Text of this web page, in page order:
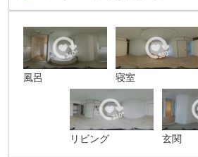
風呂 寝室
リビング 玄関